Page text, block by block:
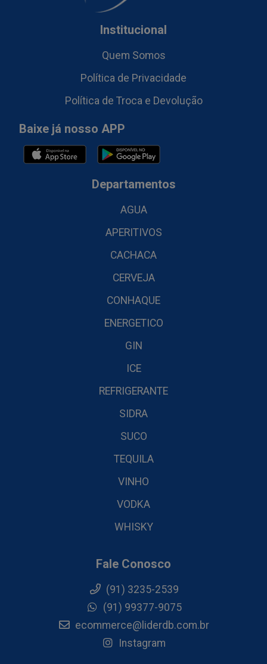
Institucional
Quem Somos
Política de Privacidade
Política de Troca e Devolução
Baixe já nosso APP
Departamentos
AGUA
APERITIVOS
CACHACA
CERVEJA
CONHAQUE
ENERGETICO
GIN
ICE
REFRIGERANTE
SIDRA
SUCO
TEQUILA
VINHO
VODKA
WHISKY
Fale Conosco
(91) 3235-2539
(91) 99377-9075
ecommerce@liderdb.com.br
Instagram